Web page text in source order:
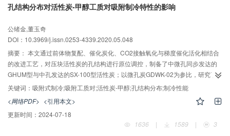
孔结构分布对活性炭-甲醇工质对吸附制冷特性的影响
公绪金,董玉奇
DOI：10.3969/j.issn.0253-4339.2020.05.048
摘要： 本文通过前体物复配、催化炭化、CO2接触氧化与梯度催化活化相结合
的改进工艺，对压块活性炭的孔结构进行原位调控，制备了中微孔同步发达的
GHUM型与中孔发达的SX-100型活性炭；以微孔炭GDWK-02为参比，研究了
孔结构分布调控对活性炭-甲醇工质对的吸附/脱附特性及制冷性能的影响。结果
表明：中微孔同步发达的GHUM炭孔结构促进了对制冷剂的凝聚与扩散作用，
对甲醇的吸附量（368.04mg/g±4.64mg/g）、脱附量（375.92mg/g±7.38
mg/g）及表面扩散系数（299.32±123.16）较SX-100和GDWK-02均有所提
升；且脱附温度为100 ℃时，GHUM型吸附床内部传热温差高达50 ℃，制冷室
关键词： 吸附式制冷;吸附工质对;活性炭-甲醇;孔结构分布;制冷性能
<网络PDF> <引用本文>
更新时间： 2024-07-18
1636
| 1589 | 3